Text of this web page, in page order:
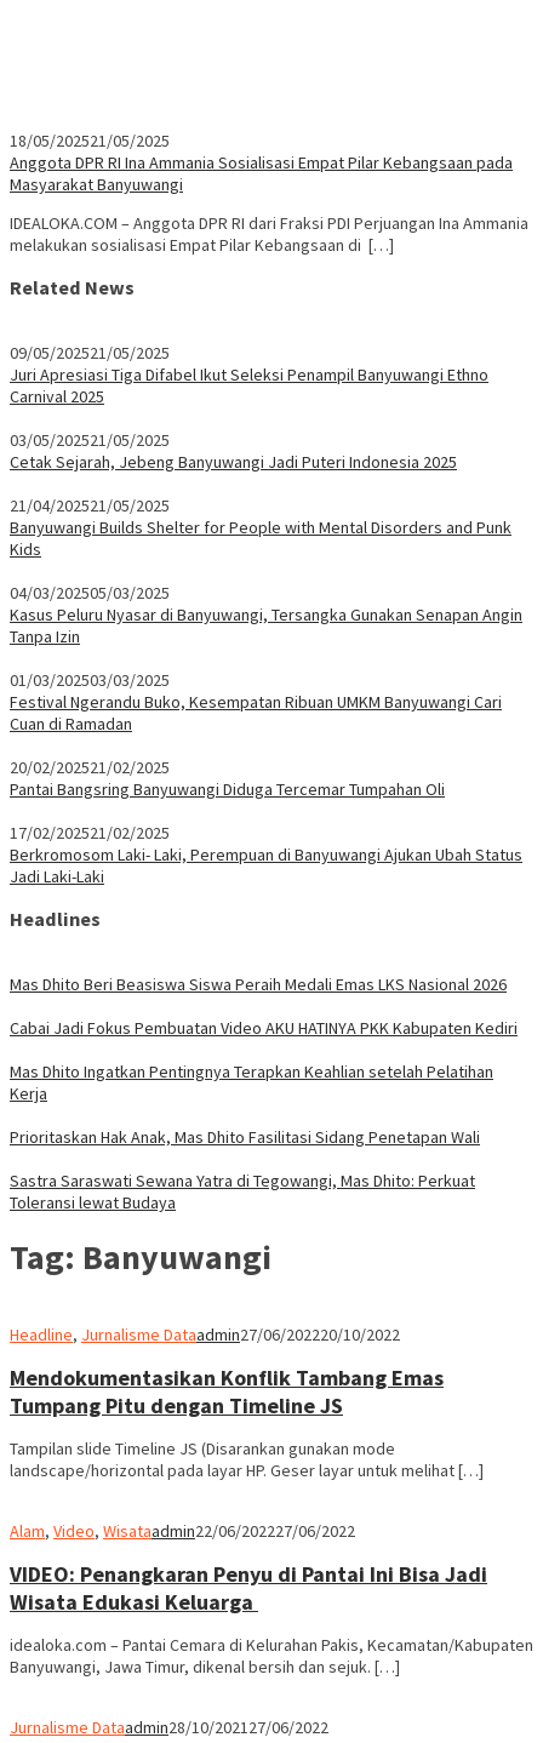
18/05/202521/05/2025
Anggota DPR RI Ina Ammania Sosialisasi Empat Pilar Kebangsaan pada
Masyarakat Banyuwangi
IDEALOKA.COM – Anggota DPR RI dari Fraksi PDI Perjuangan Ina Ammania
melakukan sosialisasi Empat Pilar Kebangsaan di […]
Related News
09/05/202521/05/2025
Juri Apresiasi Tiga Difabel Ikut Seleksi Penampil Banyuwangi Ethno
Carnival 2025
03/05/202521/05/2025
Cetak Sejarah, Jebeng Banyuwangi Jadi Puteri Indonesia 2025
21/04/202521/05/2025
Banyuwangi Builds Shelter for People with Mental Disorders and Punk
Kids
04/03/202505/03/2025
Kasus Peluru Nyasar di Banyuwangi, Tersangka Gunakan Senapan Angin
Tanpa Izin
01/03/202503/03/2025
Festival Ngerandu Buko, Kesempatan Ribuan UMKM Banyuwangi Cari
Cuan di Ramadan
20/02/202521/02/2025
Pantai Bangsring Banyuwangi Diduga Tercemar Tumpahan Oli
17/02/202521/02/2025
Berkromosom Laki- Laki, Perempuan di Banyuwangi Ajukan Ubah Status
Jadi Laki-Laki
Headlines
Mas Dhito Beri Beasiswa Siswa Peraih Medali Emas LKS Nasional 2026
Cabai Jadi Fokus Pembuatan Video AKU HATINYA PKK Kabupaten Kediri
Mas Dhito Ingatkan Pentingnya Terapkan Keahlian setelah Pelatihan
Kerja
Prioritaskan Hak Anak, Mas Dhito Fasilitasi Sidang Penetapan Wali
Sastra Saraswati Sewana Yatra di Tegowangi, Mas Dhito: Perkuat
Toleransi lewat Budaya
Tag: Banyuwangi
Headline, Jurnalisme Dataadmin27/06/202220/10/2022
Mendokumentasikan Konflik Tambang Emas
Tumpang Pitu dengan Timeline JS
Tampilan slide Timeline JS (Disarankan gunakan mode
landscape/horizontal pada layar HP. Geser layar untuk melihat […]
Alam, Video, Wisataadmin22/06/202227/06/2022
VIDEO: Penangkaran Penyu di Pantai Ini Bisa Jadi
Wisata Edukasi Keluarga
idealoka.com – Pantai Cemara di Kelurahan Pakis, Kecamatan/Kabupaten
Banyuwangi, Jawa Timur, dikenal bersih dan sejuk. […]
Jurnalisme Dataadmin28/10/202127/06/2022